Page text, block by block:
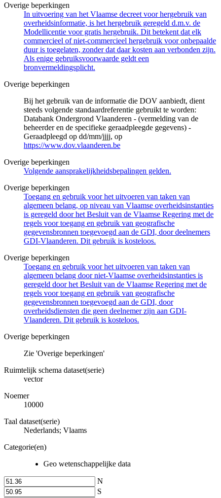
Overige beperkingen
In uitvoering van het Vlaamse decreet voor hergebruik van
overheidsinformatie, is het hergebruik geregeld d.m.v. de
Modellicentie voor gratis hergebruik. Dit betekent dat elk
commercieel of niet-commercieel hergebruik voor onbepaalde
duur is toegelaten, zonder dat daar kosten aan verbonden zijn.
Als enige gebruiksvoorwaarde geldt een
bronvermeldingsplicht.
Overige beperkingen
Bij het gebruik van de informatie die DOV aanbiedt, dient
steeds volgende standaardreferentie gebruikt te worden:
Databank Ondergrond Vlaanderen - (vermelding van de
beheerder en de specifieke geraadpleegde gegevens) -
Geraadpleegd op dd/mm/jjjj, op
https://www.dov.vlaanderen.be
Overige beperkingen
Volgende aansprakelijkheidsbepalingen gelden.
Overige beperkingen
Toegang en gebruik voor het uitvoeren van taken van
algemeen belang, op niveau van Vlaamse overheidsinstanties
is geregeld door het Besluit van de Vlaamse Regering met de
regels voor toegang en gebruik van geografische
gegevensbronnen toegevoegd aan de GDI, door deelnemers
GDI-Vlaanderen. Dit gebruik is kosteloos.
Overige beperkingen
Toegang en gebruik voor het uitvoeren van taken van
algemeen belang door niet-Vlaamse overheidsinstanties is
geregeld door het Besluit van de Vlaamse Regering met de
regels voor toegang en gebruik van geografische
gegevensbronnen toegevoegd aan de GDI, door
overheidsdiensten die geen deelnemer zijn aan GDI-
Vlaanderen. Dit gebruik is kosteloos.
Overige beperkingen
Zie 'Overige beperkingen'
Ruimtelijk schema dataset(serie)
vector
Noemer
10000
Taal dataset(serie)
Nederlands; Vlaams
Categorie(en)
Geo wetenschappelijke data
N
S